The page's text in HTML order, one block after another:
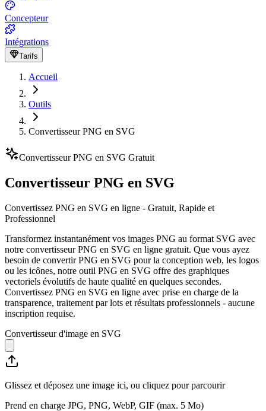
Concepteur
Intégrations
Tarifs
Accueil
Outils
Convertisseur PNG en SVG
Convertisseur PNG en SVG Gratuit
Convertisseur PNG en SVG
Convertissez PNG en SVG en ligne - Gratuit, Rapide et
Professionnel
Transformez instantanément vos images PNG au format SVG avec
notre convertisseur PNG en SVG en ligne gratuit. Que vous ayez
besoin de convertir PNG en SVG pour la conception web, les logos
ou les icônes, notre outil PNG en SVG offre des graphiques
vectoriels évolutifs de haute qualité en quelques secondes.
Convertissez PNG en SVG en ligne avec prise en charge de la
transparence, traitement par lots et résultats professionnels - aucune
inscription requise.
Convertisseur d'image en SVG
Glissez et déposez une image ici, ou cliquez pour parcourir
Prend en charge JPG, PNG, WebP, GIF (max. 5 Mo)